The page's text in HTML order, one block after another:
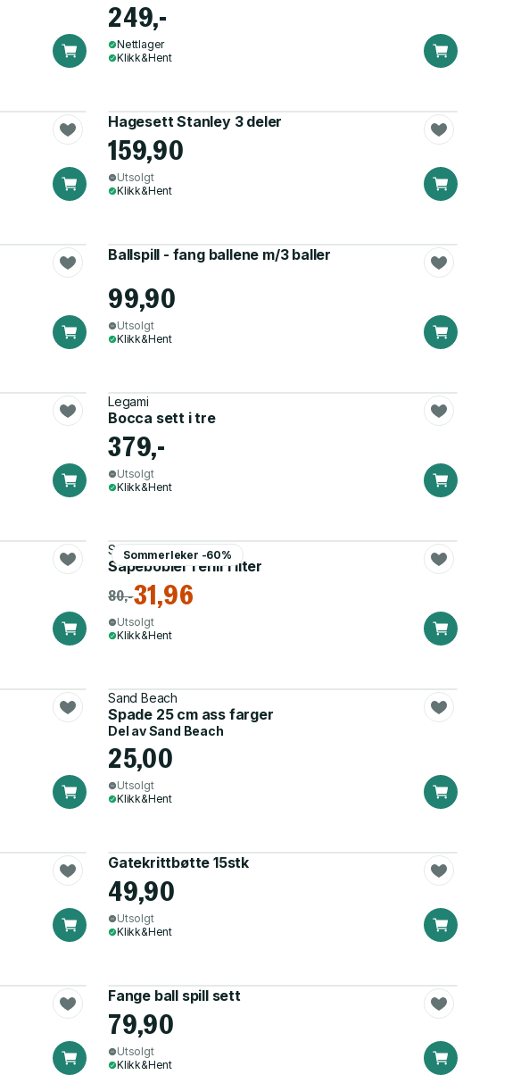
249,-
Nettlager
Klikk&Hent
Hagesett Stanley 3 deler
159,90
Utsolgt
Klikk&Hent
Ballspill - fang ballene m/3 baller
99,90
Utsolgt
Klikk&Hent
Legami
Bocca sett i tre
379,-
Utsolgt
Klikk&Hent
Sommerleker -60%
Sommerleker
Såpebobler refill 1 liter
80,-31,96
Utsolgt
Klikk&Hent
Sand Beach
Spade 25 cm ass farger
Del avSand Beach
25,00
Utsolgt
Klikk&Hent
Gatekrittbøtte 15stk
49,90
Utsolgt
Klikk&Hent
Fange ball spill sett
79,90
Utsolgt
Klikk&Hent